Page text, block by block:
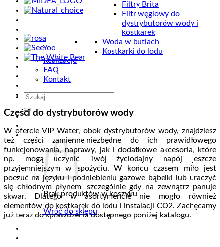
Filtry Brita
Filtr węglowy do
dystrybutorów wody i
kostkarek
Woda w butlach
Kostkarki do lodu
Realizacje
FAQ
Kontakt
Szukaj:
Brak produktów w koszyku.
Wróć do sklepu
Części do dystrybutorów wody
W ofercie VIP Water, obok dystrybutorów wody, znajdziesz
też części zamienne niezbędne do ich prawidłowego
funkcjonowania, naprawy, jak i dodatkowe akcesoria, które
np. mogą uczynić Twój życiodajny napój jeszcze
przyjemniejszym w spożyciu. W końcu czasem miło jest
poczuć na języku i podniebieniu gazowe bąbelki lub uraczyć
się chłodnym płynem, szczególnie gdy na zewnątrz panuje
skwar. Dlatego w asortymencie nie mogło również
elementów do kostkarek do lodu i instalacji CO2. Zachęcamy
już teraz do sprawdzenia dostępnego poniżej katalogu.